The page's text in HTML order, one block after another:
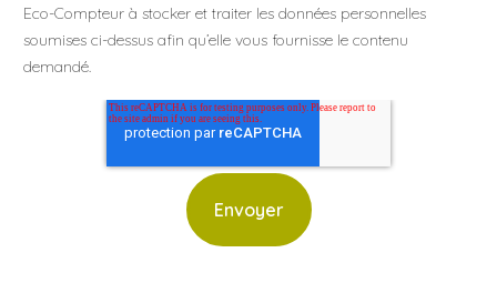
Eco-Compteur à stocker et traiter les données personnelles
soumises ci-dessus afin qu’elle vous fournisse le contenu
demandé.